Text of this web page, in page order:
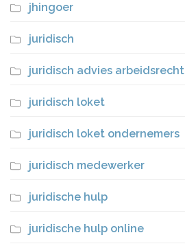
jhingoer
juridisch
juridisch advies arbeidsrecht
juridisch loket
juridisch loket ondernemers
juridisch medewerker
juridische hulp
juridische hulp online